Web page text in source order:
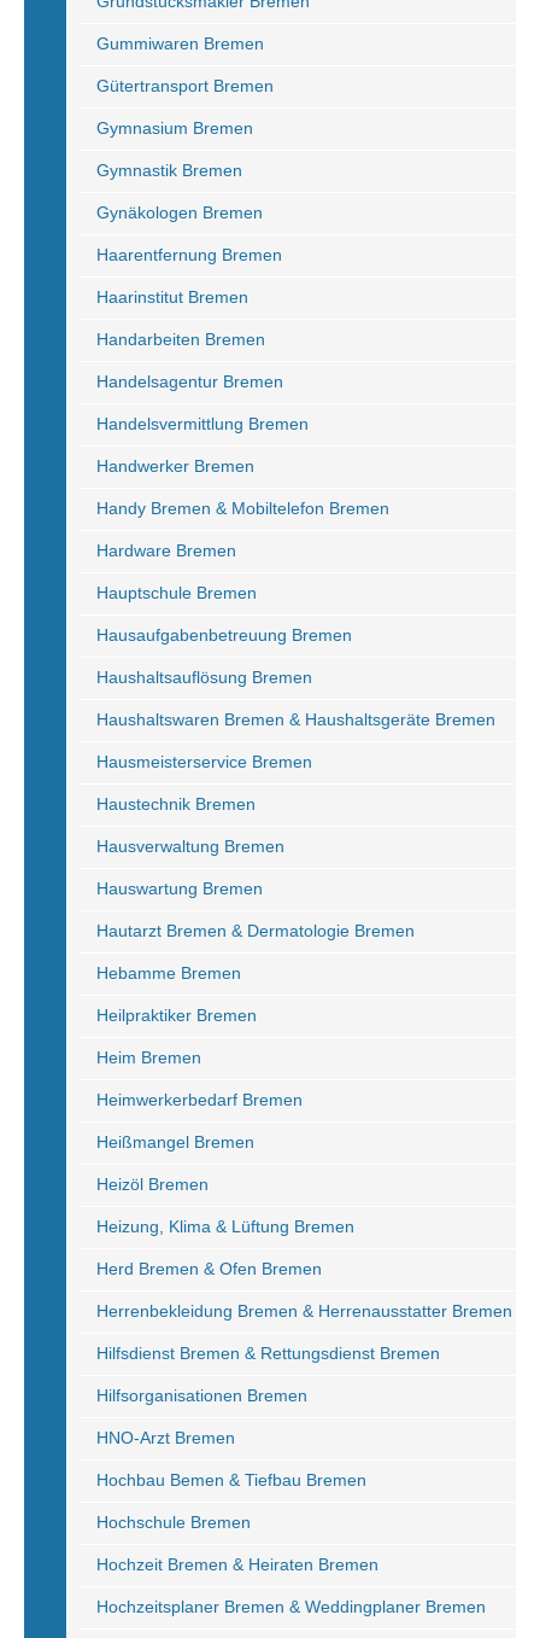
Gummiwaren Bremen
Gütertransport Bremen
Gymnasium Bremen
Gymnastik Bremen
Gynäkologen Bremen
Haarentfernung Bremen
Haarinstitut Bremen
Handarbeiten Bremen
Handelsagentur Bremen
Handelsvermittlung Bremen
Handwerker Bremen
Handy Bremen & Mobiltelefon Bremen
Hardware Bremen
Hauptschule Bremen
Hausaufgabenbetreuung Bremen
Haushaltsauflösung Bremen
Haushaltswaren Bremen & Haushaltsgeräte Bremen
Hausmeisterservice Bremen
Haustechnik Bremen
Hausverwaltung Bremen
Hauswartung Bremen
Hautarzt Bremen & Dermatologie Bremen
Hebamme Bremen
Heilpraktiker Bremen
Heim Bremen
Heimwerkerbedarf Bremen
Heißmangel Bremen
Heizöl Bremen
Heizung, Klima & Lüftung Bremen
Herd Bremen & Ofen Bremen
Herrenbekleidung Bremen & Herrenausstatter Bremen
Hilfsdienst Bremen & Rettungsdienst Bremen
Hilfsorganisationen Bremen
HNO-Arzt Bremen
Hochbau Bemen & Tiefbau Bremen
Hochschule Bremen
Hochzeit Bremen & Heiraten Bremen
Hochzeitsplaner Bremen & Weddingplaner Bremen